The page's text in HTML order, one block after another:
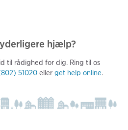
hjælp?
til rådighed for dig. Ring til os
51020 eller get help online.